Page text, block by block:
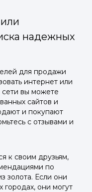
на ваш
бот — магазины
Фото, описание и
чате.
бот — магазины
Фото, описание и
чате.
надежных
для продажи
интернет или
вы можете
сайтов и
и покупают
с отзывами и
к своим друзьям,
по
золота. Если они
городах, они могут